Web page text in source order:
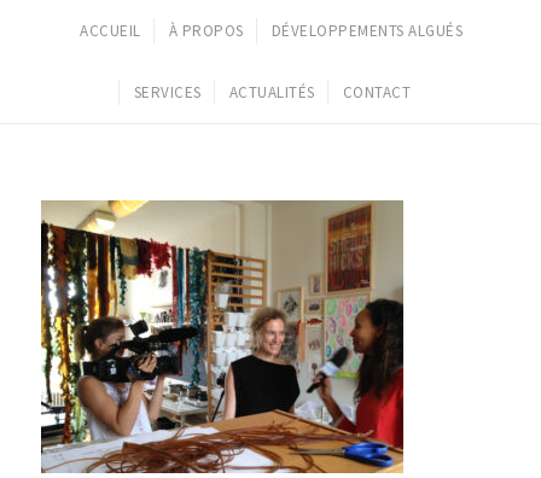
ACCUEIL À PROPOS DÉVELOPPEMENTS ALGUÉS
SERVICES ACTUALITÉS CONTACT